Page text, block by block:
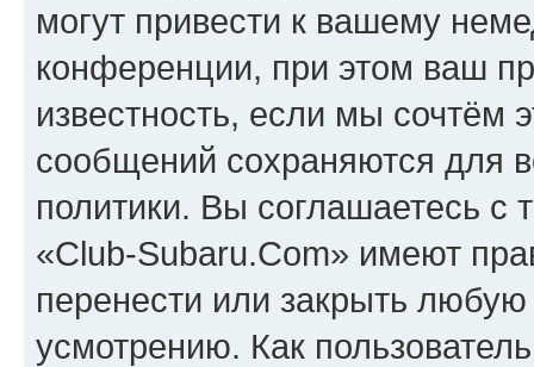
могут привести к вашему
конференции, при этом ваш
известность, если мы сочтём
сообщений сохраняются для
политики. Вы соглашаетесь
«Club-Subaru.Com» имеют
перенести или закрыть
усмотрению. Как